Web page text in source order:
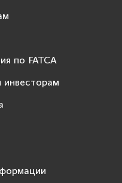
по FATCA
инвесторам